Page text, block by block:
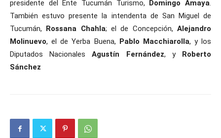
presidente del Ente Tucumán Turismo, Domingo Amaya.
También estuvo presente la intendenta de San Miguel de
Tucumán, Rossana Chahla; el de Concepción,Alejandro
Molinuevo, el de Yerba Buena, Pablo Macchiarolla, y los
Diputados NacionalesAgustín Fernández, y Roberto
Sánchez